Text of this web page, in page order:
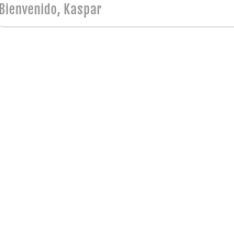
Bienvenido, Kaspar